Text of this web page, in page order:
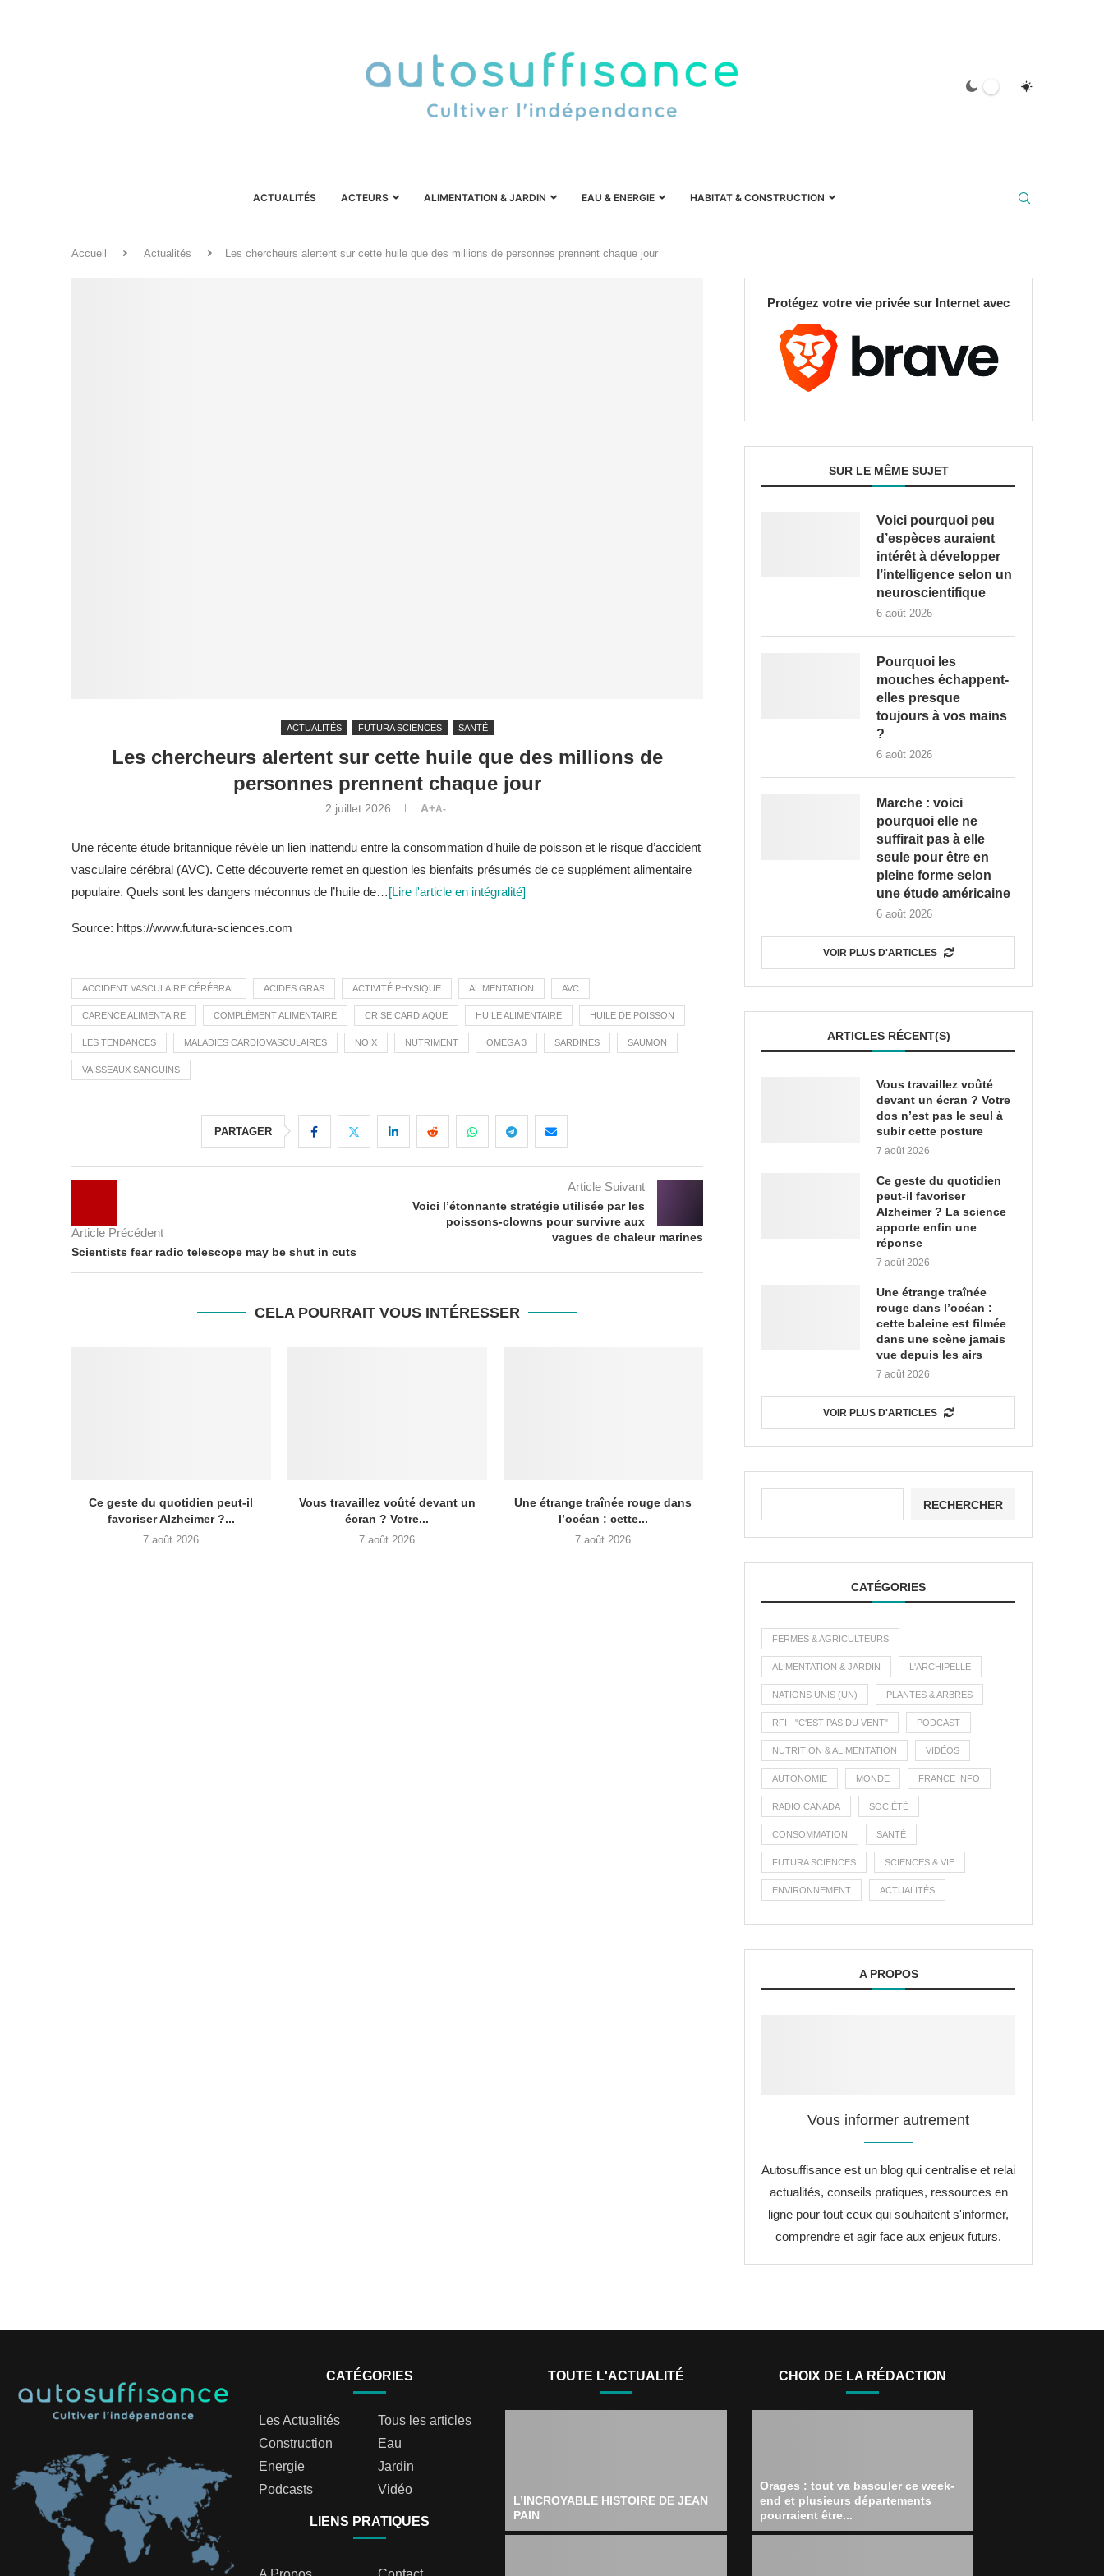
ACTUALITÉS ACTEURS ALIMENTATION & JARDIN EAU & ENERGIE HABITAT & CONSTRUCTION
Accueil Actualités Les chercheurs alertent sur cette huile que des millions de personnes prennent chaque jour
ACTUALITÉS FUTURA SCIENCES SANTÉ
Les chercheurs alertent sur cette huile que des millions de
personnes prennent chaque jour
2 juillet 2026 A+A-
Une récente étude britannique révèle un lien inattendu entre la consommation d’huile de poisson et le risque d’accident
vasculaire cérébral (AVC). Cette découverte remet en question les bienfaits présumés de ce supplément alimentaire
populaire. Quels sont les dangers méconnus de l’huile de…[Lire l'article en intégralité]
Source: https://www.futura-sciences.com
ACCIDENT VASCULAIRE CÉRÉBRAL ACIDES GRAS ACTIVITÉ PHYSIQUE ALIMENTATION AVC
CARENCE ALIMENTAIRE COMPLÉMENT ALIMENTAIRE CRISE CARDIAQUE HUILE ALIMENTAIRE HUILE DE POISSON
LES TENDANCES MALADIES CARDIOVASCULAIRES NOIX NUTRIMENT OMÉGA 3 SARDINES SAUMON
VAISSEAUX SANGUINS
PARTAGER
Article Précédent
Scientists fear radio telescope may be shut in cuts
Article Suivant
Voici l’étonnante stratégie utilisée par les
poissons-clowns pour survivre aux
vagues de chaleur marines
CELA POURRAIT VOUS INTÉRESSER
Ce geste du quotidien peut-il
favoriser Alzheimer ?...
7 août 2026
Vous travaillez voûté devant un
écran ? Votre...
7 août 2026
Une étrange traînée rouge dans
l’océan : cette...
7 août 2026
Protégez votre vie privée sur Internet avec
SUR LE MÊME SUJET
Voici pourquoi peu
d’espèces auraient
intérêt à développer
l’intelligence selon un
neuroscientifique
6 août 2026
Pourquoi les
mouches échappent-
elles presque
toujours à vos mains
?
6 août 2026
Marche : voici
pourquoi elle ne
suffirait pas à elle
seule pour être en
pleine forme selon
une étude américaine
6 août 2026
VOIR PLUS D'ARTICLES
ARTICLES RÉCENT(S)
Vous travaillez voûté
devant un écran ? Votre
dos n’est pas le seul à
subir cette posture
7 août 2026
Ce geste du quotidien
peut-il favoriser
Alzheimer ? La science
apporte enfin une
réponse
7 août 2026
Une étrange traînée
rouge dans l’océan :
cette baleine est filmée
dans une scène jamais
vue depuis les airs
7 août 2026
VOIR PLUS D'ARTICLES
RECHERCHER
CATÉGORIES
FERMES & AGRICULTEURS
ALIMENTATION & JARDIN L'ARCHIPELLE
NATIONS UNIS (UN) PLANTES & ARBRES
RFI - "C'EST PAS DU VENT" PODCAST
NUTRITION & ALIMENTATION VIDÉOS
AUTONOMIE MONDE FRANCE INFO
RADIO CANADA SOCIÉTÉ
CONSOMMATION SANTÉ
FUTURA SCIENCES SCIENCES & VIE
ENVIRONNEMENT ACTUALITÉS
A PROPOS
Vous informer autrement
Autosuffisance est un blog qui centralise et relai
actualités, conseils pratiques, ressources en
ligne pour tout ceux qui souhaitent s'informer,
comprendre et agir face aux enjeux futurs.
CATÉGORIES
Les Actualités
Tous les articles
Construction
Eau
Energie
Jardin
Podcasts
Vidéo
LIENS PRATIQUES
TOUTE L'ACTUALITÉ
L’INCROYABLE HISTOIRE DE JEAN
PAIN
CHOIX DE LA RÉDACTION
Orages : tout va basculer ce week-
end et plusieurs départements
pourraient être...